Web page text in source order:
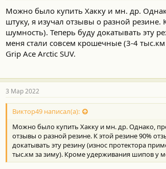
с
т
и
:
Можно было купить Хакку и мн. др.
штуку, я изучал отзывы о разной
шумность). Теперь буду докатывать эту
меня стали совсем крошечные (3-4
Grip Ace Arctic SUV.
3 Мар 2022
Виктор49 написал(а):
Можно было купить Хакку и мн. др. Однако,
отзывы о разной резине. К этой резине 90%
докатывать эту резину (износ протектора
тыс.км за зиму). Кроме удерживания шипов у